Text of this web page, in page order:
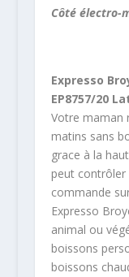
Côté électro-
Expresso
EP8757/20
Votre maman
matins sans
grace à la
peut contrôler
commande
Expresso
animal ou
boissons
boissons